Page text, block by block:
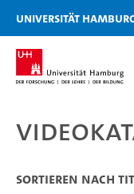
Zu den Filtern
Zur Metanavigation
Zur Hauptnavigation
Zur Suche
Zum Inhalt
Zum Seitenfuss
Universität
Sortieren nach